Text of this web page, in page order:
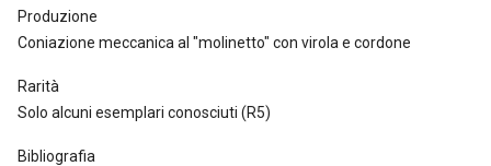
Produzione
Coniazione meccanica al "molinetto" con virola e cordone
Rarità
Solo alcuni esemplari conosciuti (R5)
Bibliografia